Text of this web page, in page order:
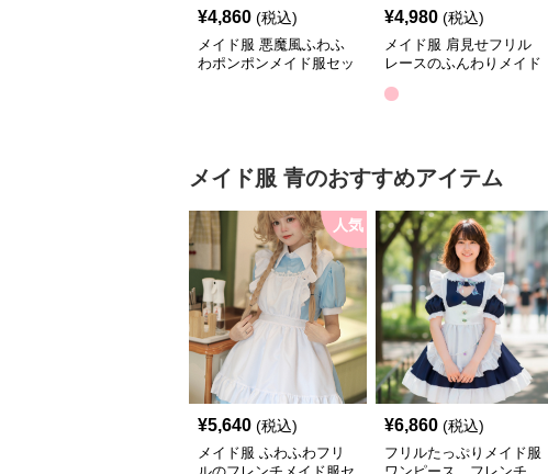
¥4,860 (税込)
メイド服 悪魔風ふわふ
わポンポンメイド服セッ
¥4,980 (税込)
メイド服 肩見せフリル
レースのふんわりメイド
メイド服 青のおすすめアイテム
人気
¥5,640 (税込)
メイド服 ふわふわフリ
¥6,860 (税込)
フリルたっぷりメイド服